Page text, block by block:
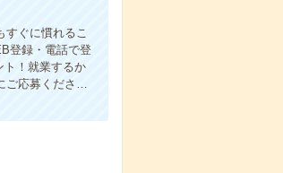
すぐに慣れるこ
登録・電話で登
ト！就業するか
ご応募くださ…